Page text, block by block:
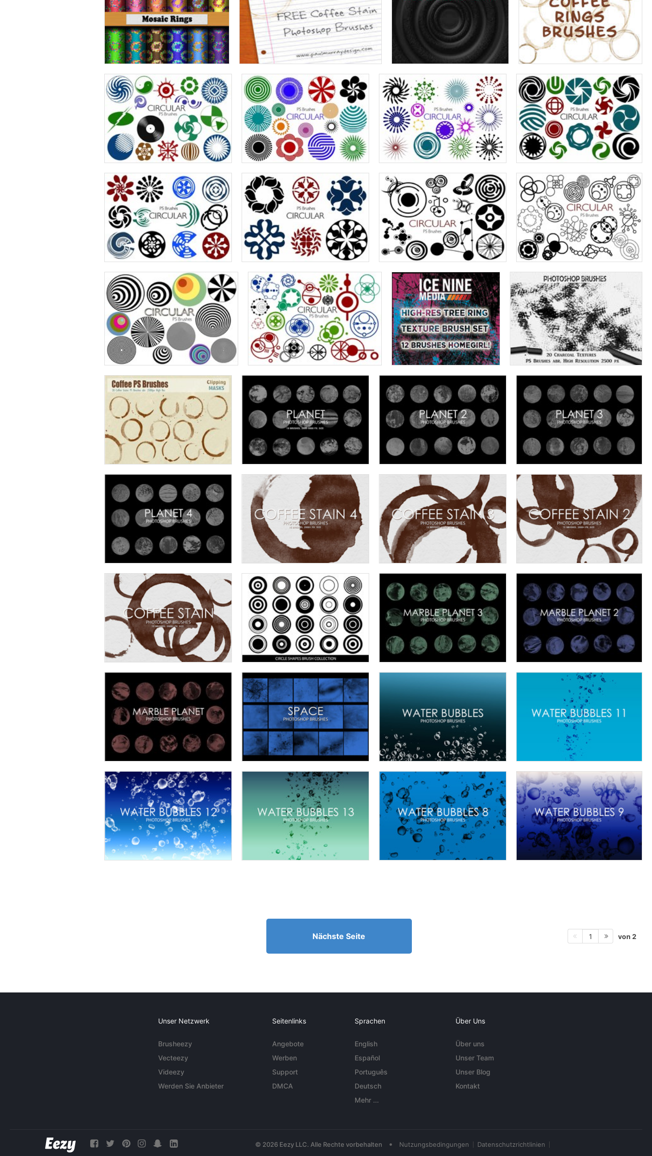
Nächste Seite 1 von 2
Unser Netzwerk
Brusheezy
Vecteezy
Videezy
Werden Sie Anbieter
Seitenlinks
Angebote
Werben
Support
DMCA
Sprachen
English
Español
Português
Deutsch
Mehr ...
Über Uns
Über uns
Unser Team
Unser Blog
Kontakt
© 2026 Eezy LLC. Alle Rechte vorbehalten • Nutzungsbedingungen Datenschutzrichtlinien